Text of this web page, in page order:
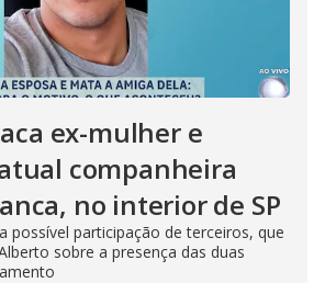
ex-mulher e
companheira
no interior de SP
possível participação de terceiros, que
sobre a presença das duas